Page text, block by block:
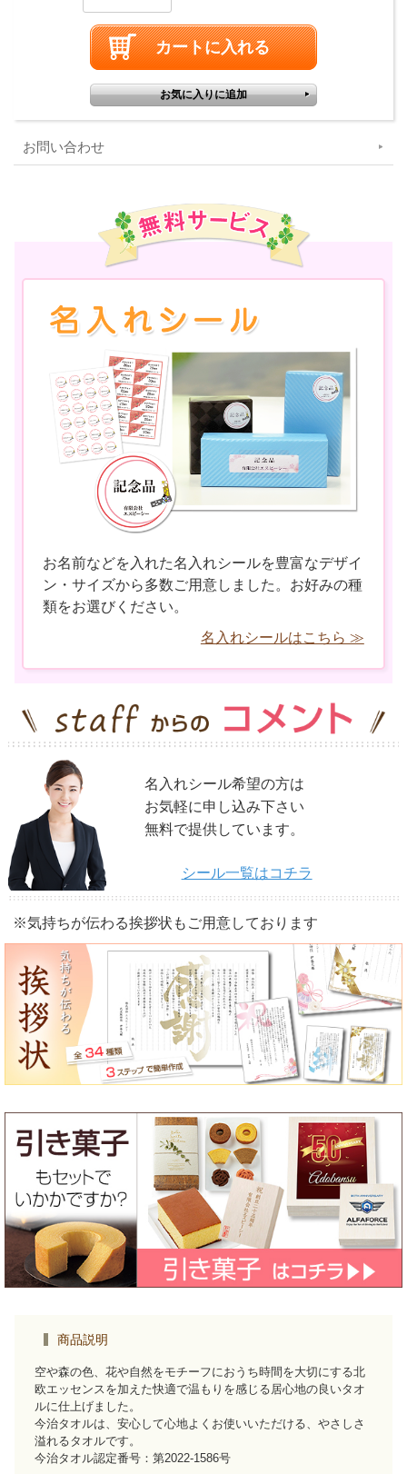
お問い合わせ
お名前などを入れた名入れシールを豊富なデザイ
ン・サイズから多数ご用意しました。お好みの種
類をお選びください。
名入れシールはこちら ≫
名入れシール希望の方は
お気軽に申し込み下さい
無料で提供しています。
シール一覧はコチラ
※気持ちが伝わる挨拶状もご用意しております
商品説明
空や森の色、花や自然をモチーフにおうち時間を大切にする北
欧エッセンスを加えた快適で温もりを感じる居心地の良いタオ
ルに仕上げました。
今治タオルは、安心して心地よくお使いいただける、やさしさ
溢れるタオルです。
今治タオル認定番号：第2022-1586号